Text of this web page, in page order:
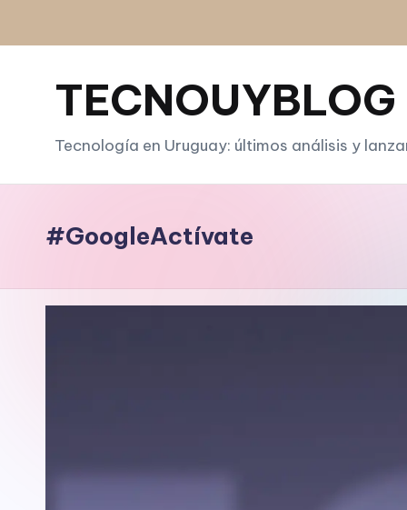
Saltar
TECNOUYBLOG
Tecnología en Uruguay: últimos análisis y
#GoogleActívate